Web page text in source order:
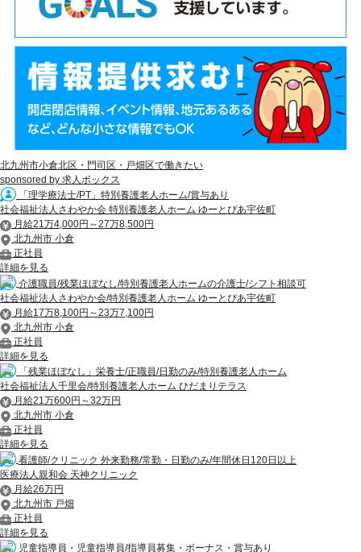
北九州市小倉北区・門司区・戸畑区で働きたい
sponsored by 求人ボックス
「理学療法士/PT」特別養護老人ホーム/賞与あり
社会福祉法人さわやか会 特別養護老人ホーム ゆーとぴあ宇佐町
月給21万4,000円～27万8,500円
北九州市 小倉
正社員
詳細を見る
介護職員/残業ほぼなし/特別養護老人ホームの介護士/シフト相談可
社会福祉法人さわやか会/特別養護老人ホーム ゆーとぴあ宇佐町
月給17万8,100円～23万7,100円
北九州市 小倉
正社員
詳細を見る
「残業ほぼなし」栄養士/正職員/日勤のみ/特別養護老人ホーム
社会福祉法人千里会/特別養護老人ホーム ひだまりテラス
月給21万600円～32万円
北九州市 小倉
正社員
詳細を見る
看護師/クリニック 外来勤務/常勤・日勤のみ/年間休日120日以上
医療法人親和会 天神クリニック
月給26万円
北九州市 戸畑
正社員
詳細を見る
児童指導員・児童指導員/指導員募集・ボーナス・賞与あり